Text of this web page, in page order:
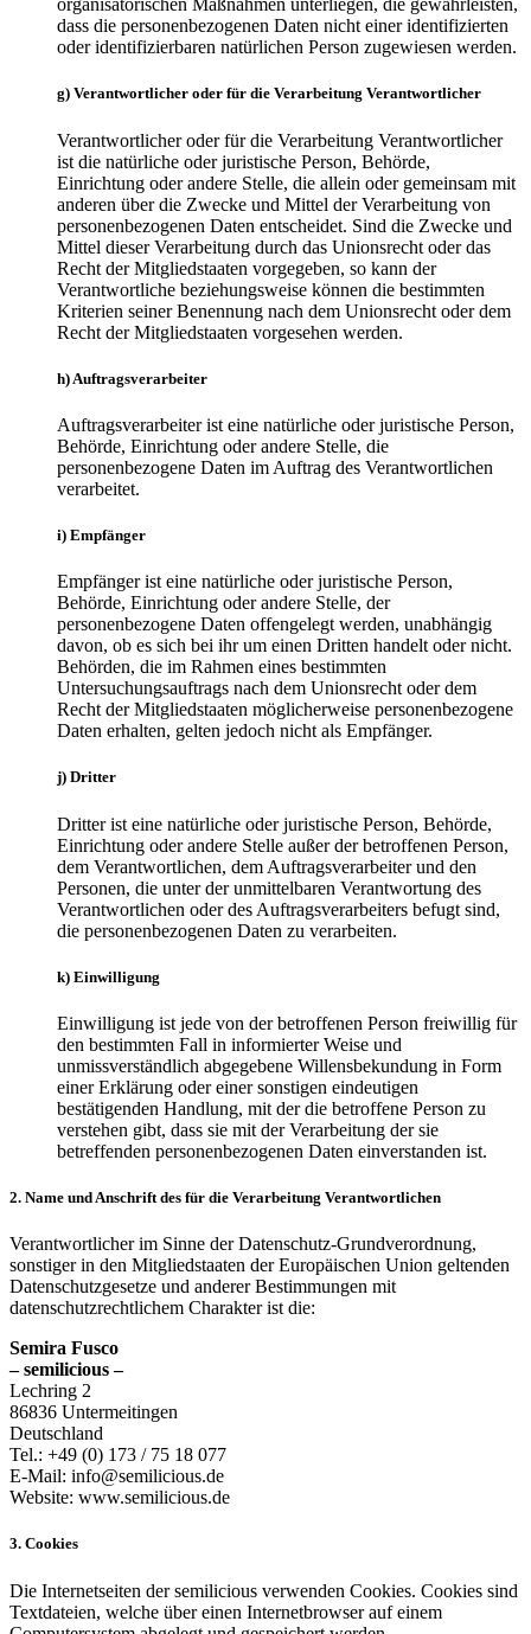
organisatorischen Maßnahmen unterliegen, die gewährleisten,
dass die personenbezogenen Daten nicht einer identifizierten
oder identifizierbaren natürlichen Person zugewiesen werden.
g) Verantwortlicher oder für die Verarbeitung Verantwortlicher
Verantwortlicher oder für die Verarbeitung Verantwortlicher
ist die natürliche oder juristische Person, Behörde,
Einrichtung oder andere Stelle, die allein oder gemeinsam mit
anderen über die Zwecke und Mittel der Verarbeitung von
personenbezogenen Daten entscheidet. Sind die Zwecke und
Mittel dieser Verarbeitung durch das Unionsrecht oder das
Recht der Mitgliedstaaten vorgegeben, so kann der
Verantwortliche beziehungsweise können die bestimmten
Kriterien seiner Benennung nach dem Unionsrecht oder dem
Recht der Mitgliedstaaten vorgesehen werden.
h) Auftragsverarbeiter
Auftragsverarbeiter ist eine natürliche oder juristische Person,
Behörde, Einrichtung oder andere Stelle, die
personenbezogene Daten im Auftrag des Verantwortlichen
verarbeitet.
i) Empfänger
Empfänger ist eine natürliche oder juristische Person,
Behörde, Einrichtung oder andere Stelle, der
personenbezogene Daten offengelegt werden, unabhängig
davon, ob es sich bei ihr um einen Dritten handelt oder nicht.
Behörden, die im Rahmen eines bestimmten
Untersuchungsauftrags nach dem Unionsrecht oder dem
Recht der Mitgliedstaaten möglicherweise personenbezogene
Daten erhalten, gelten jedoch nicht als Empfänger.
j) Dritter
Dritter ist eine natürliche oder juristische Person, Behörde,
Einrichtung oder andere Stelle außer der betroffenen Person,
dem Verantwortlichen, dem Auftragsverarbeiter und den
Personen, die unter der unmittelbaren Verantwortung des
Verantwortlichen oder des Auftragsverarbeiters befugt sind,
die personenbezogenen Daten zu verarbeiten.
k) Einwilligung
Einwilligung ist jede von der betroffenen Person freiwillig für
den bestimmten Fall in informierter Weise und
unmissverständlich abgegebene Willensbekundung in Form
einer Erklärung oder einer sonstigen eindeutigen
bestätigenden Handlung, mit der die betroffene Person zu
verstehen gibt, dass sie mit der Verarbeitung der sie
betreffenden personenbezogenen Daten einverstanden ist.
2. Name und Anschrift des für die Verarbeitung Verantwortlichen
Verantwortlicher im Sinne der Datenschutz-Grundverordnung,
sonstiger in den Mitgliedstaaten der Europäischen Union geltenden
Datenschutzgesetze und anderer Bestimmungen mit
datenschutzrechtlichem Charakter ist die:
Semira Fusco
– semilicious –
Lechring 2
86836 Untermeitingen
Deutschland
Tel.: +49 (0) 173 / 75 18 077
E-Mail: info@semilicious.de
Website: www.semilicious.de
3. Cookies
Die Internetseiten der semilicious verwenden Cookies. Cookies sind
Textdateien, welche über einen Internetbrowser auf einem